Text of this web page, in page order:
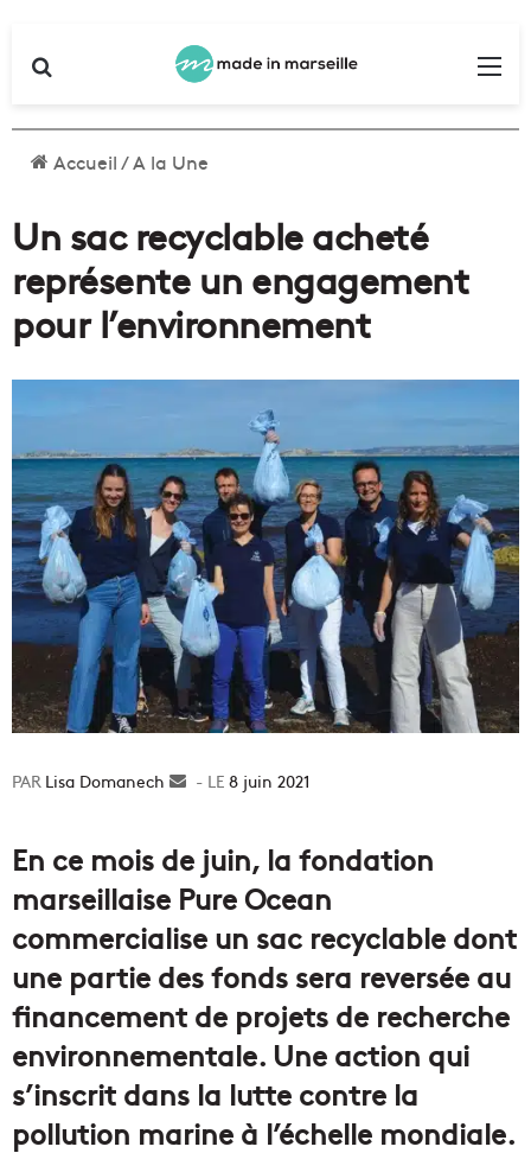
Accueil/A la Une
Un sac recyclable acheté
représente un engagement
pour l’environnement
Lisa Domanech
Envoyer8 juin 2021
En ce mois de juin, la fondation
marseillaise Pure Ocean
commercialise un sac recyclable dont
une partie des fonds sera reversée au
financement de projets de recherche
environnementale. Une action qui
s’inscrit dans la lutte contre la
pollution marine à l’échelle mondiale.